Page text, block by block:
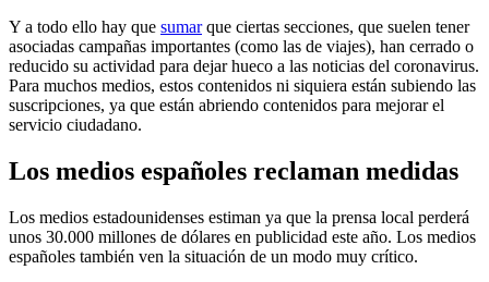
Y a todo ello hay que sumarque ciertas secciones, que suelen tener
asociadas campañas importantes (como las de viajes), han cerrado o
reducido su actividad para dejar hueco a las noticias del coronavirus.
Para muchos medios, estos contenidos ni siquiera están subiendo las
suscripciones, ya que están abriendo contenidos para mejorar el
servicio ciudadano.
Los medios españoles reclaman medidas
Los medios estadounidenses estiman ya que la prensa local perderá
unos 30.000 millones de dólares en publicidad este año. Los medios
españoles también ven la situación de un modo muy crítico.